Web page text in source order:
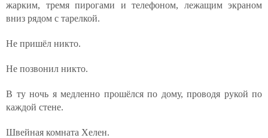
жарким, тремя пирогами и телефоном, лежащим экраном
вниз рядом с тарелкой.
Не пришёл никто.
Не позвонил никто.
В ту ночь я медленно прошёлся по дому, проводя рукой по
каждой стене.
Швейная комната Хелен.